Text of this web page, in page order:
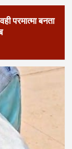
परमात्मा बनता